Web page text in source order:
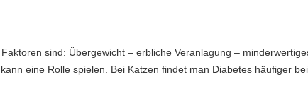
sind: Übergewicht – erbliche Veranlagung –
eine Rolle spielen. Bei Katzen findet man Diabetes häufiger bei